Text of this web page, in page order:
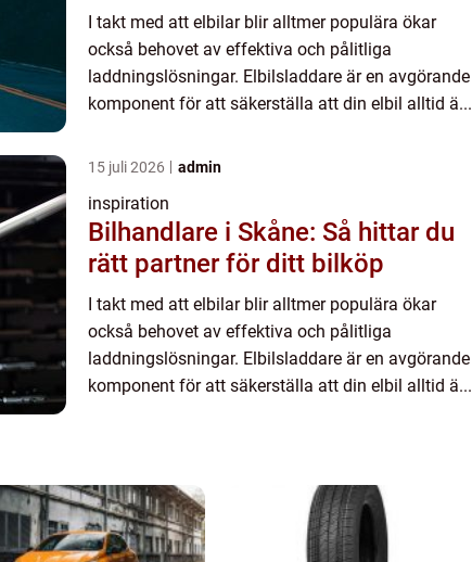
I takt med att elbilar blir alltmer populära ökar
också behovet av effektiva och pålitliga
laddningslösningar. Elbilsladdare är en avgörande
komponent för att säkerställa att din elbil alltid ä...
15 juli 2026 admin
inspiration
Bilhandlare i Skåne: Så hittar du
rätt partner för ditt bilköp
I takt med att elbilar blir alltmer populära ökar
också behovet av effektiva och pålitliga
laddningslösningar. Elbilsladdare är en avgörande
komponent för att säkerställa att din elbil alltid ä...